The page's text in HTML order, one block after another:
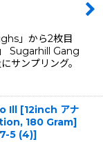
」から2枚目
Sugarhill Gang
ンプリング。
Ill [12inch アナ
180 Gram]
5 (4)]